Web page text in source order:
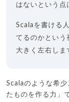
はないという点
Scalaを書ける
てるのかという
大きく左右しま
Scalaのような希
たものを作る力」